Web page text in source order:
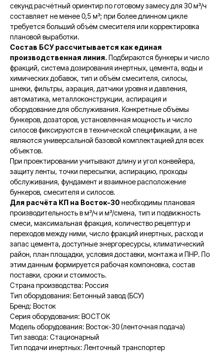
секунд расчётный ориентир по готовому замесу для 30 м³/ч
составляет не менее 0,5 м³; при более длинном цикле
требуется больший объём смесителя или корректировка
плановой выработки.
Состав БСУ рассчитывается как единая
производственная линия. Подбираются бункеры и число
фракций, система дозирования инертных, цемента, воды и
химических добавок, тип и объём смесителя, силосы,
шнеки, фильтры, аэрация, датчики уровня и давления,
автоматика, металлоконструкции, аспирация и
оборудование для обслуживания. Конкретные объёмы
бункеров, дозаторов, установленная мощность и число
силосов фиксируются в технической спецификации, а не
являются универсальной базовой комплектацией для всех
объектов.
При проектировании учитывают длину и угол конвейера,
защиту ленты, точки пересыпки, аспирацию, проходы
обслуживания, фундамент и взаимное расположение
бункеров, смесителя и силосов.
Для расчёта КП на Восток-30необходимы плановая
производительность в м³/ч и м³/смена, тип и подвижность
смеси, максимальная фракция, количество рецептур и
переходов между ними, число фракций инертных, расход и
запас цемента, доступные энергоресурсы, климатический
район, план площадки, условия доставки, монтажа и ПНР. По
этим данным формируется рабочая компоновка, состав
поставки, сроки и стоимость.
Страна производства: Россия
Тип оборудования: Бетонный завод (БСУ)
Бренд: Восток
Серия оборудования: ВОСТОК
Модель оборудования: Восток-30 (ленточная подача)
Тип завода: Стационарный
Тип подачи инертных: Ленточный транспортер